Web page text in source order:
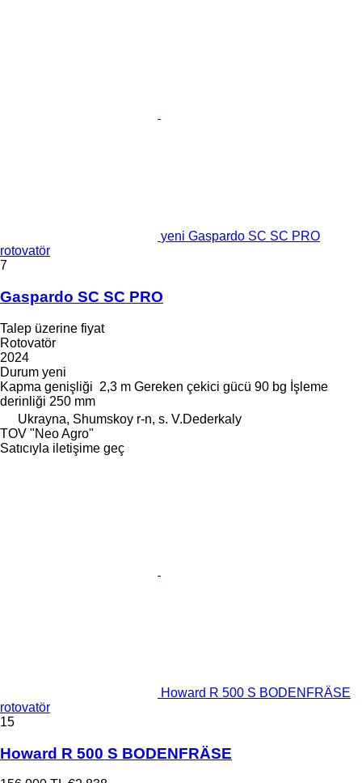
yeni Gaspardo SC SC PRO
rotovatör
7
Gaspardo SC SC PRO
Talep üzerine fiyat
Rotovatör
2024
Durum yeni
Kapma genişliği 2,3 m Gereken çekici gücü 90 bg İşleme
derinliği 250 mm
Ukrayna, Shumskoy r-n, s. V.Dederkaly
TOV "Neo Agro"
Satıcıyla iletişime geç
Howard R 500 S BODENFRÄSE
rotovatör
15
Howard R 500 S BODENFRÄSE